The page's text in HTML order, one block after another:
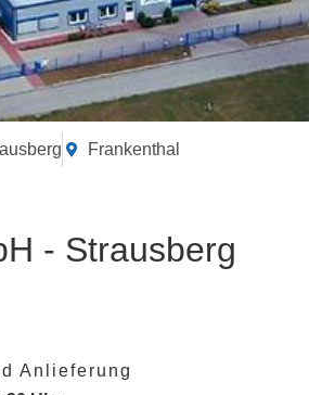
Frankenthal
- Strausberg
Anlieferung